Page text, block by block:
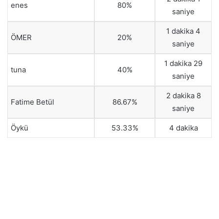
enes 80%
saniye
ÖMER 20%
1 dakika 4
saniye
tuna 40%
1 dakika 29
saniye
Fatime Betül 86.67%
2 dakika 8
saniye
Öykü 53.33% 4 dakika